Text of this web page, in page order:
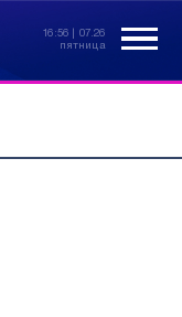
16:56 | 07.26
пятница